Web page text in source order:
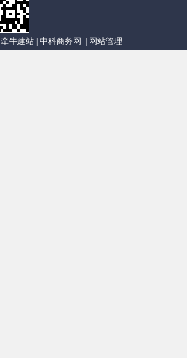
牵牛建站 中科商务网 网站管理